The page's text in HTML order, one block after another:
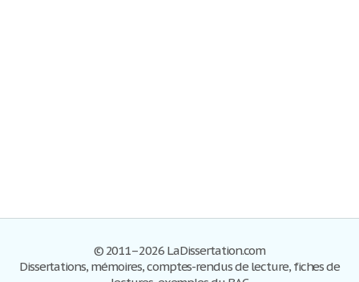
© 2011–2026 LaDissertation.com
Dissertations, mémoires, comptes-rendus de lecture, fiches de